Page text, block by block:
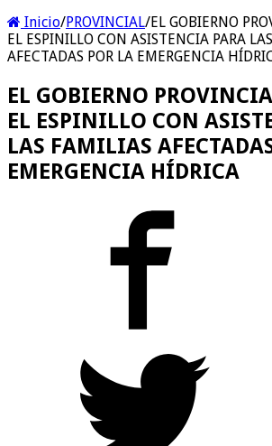
Inicio/PROVINCIAL/EL GOBIERNO
EL ESPINILLO CON ASISTENCIA PARA
AFECTADAS POR LA EMERGENCIA
EL GOBIERNO
EL ESPINILLO CON
LAS FAMILIAS
EMERGENCIA HÍDRICA